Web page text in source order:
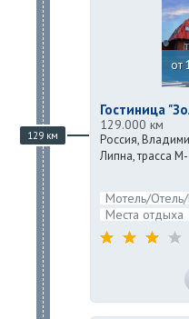
129 км
от
Гостиница
129.000 км
Россия,
Липна, трасса
Мотель/Отель/
Места отдыха